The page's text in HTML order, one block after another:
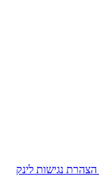
הצהרת נגישות לינק